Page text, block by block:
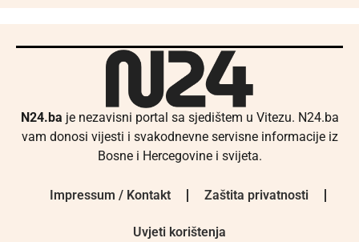
N24.ba je nezavisni portal sa sjedištem u Vitezu. N24.ba
vam donosi vijesti i svakodnevne servisne informacije iz
Bosne i Hercegovine i svijeta.
Impressum / Kontakt Zaštita privatnosti
Uvjeti korištenja